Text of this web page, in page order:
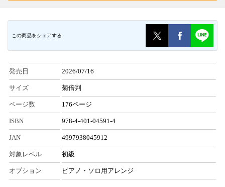
この商品をシェアする
発売日 2026/07/16
サイズ 菊倍判
ページ数 176ページ
ISBN 978-4-401-04591-4
JAN 4997938045912
対象レベル 初級
オプション ピアノ・ソロ用アレンジ